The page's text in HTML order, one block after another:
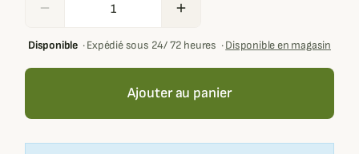
remove add
Disponible·Expédié sous 24/ 72 heures ·Disponible en magasin
Ajouter au panier